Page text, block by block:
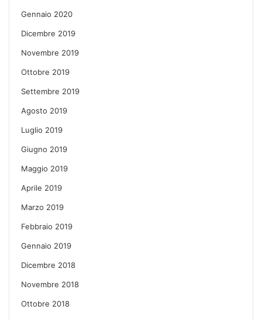
Gennaio 2020
Dicembre 2019
Novembre 2019
Ottobre 2019
Settembre 2019
Agosto 2019
Luglio 2019
Giugno 2019
Maggio 2019
Aprile 2019
Marzo 2019
Febbraio 2019
Gennaio 2019
Dicembre 2018
Novembre 2018
Ottobre 2018